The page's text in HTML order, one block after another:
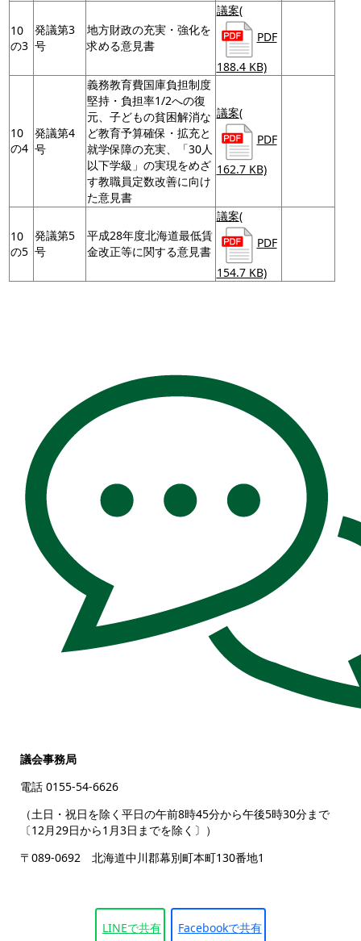
10
の3
発議第3
号
地方財政の充実・強化を
求める意見書
議案(
PDF
188.4 KB)
10
の4
発議第4
号
義務教育費国庫負担制度
堅持・負担率1/2への復
元、子どもの貧困解消な
ど教育予算確保・拡充と
就学保障の充実、「30人
以下学級」の実現をめざ
す教職員定数改善に向け
た意見書
議案(
PDF
162.7 KB)
10
の5
発議第5
号
平成28年度北海道最低賃
金改正等に関する意見書
議案(
PDF
154.7 KB)
議会事務局
電話 0155-54-6626
（土日・祝日を除く平日の午前8時45分から午後5時30分まで
〔12月29日から1月3日までを除く〕）
〒089-0692 北海道中川郡幕別町本町130番地1
LINEで共有 Facebookで共有